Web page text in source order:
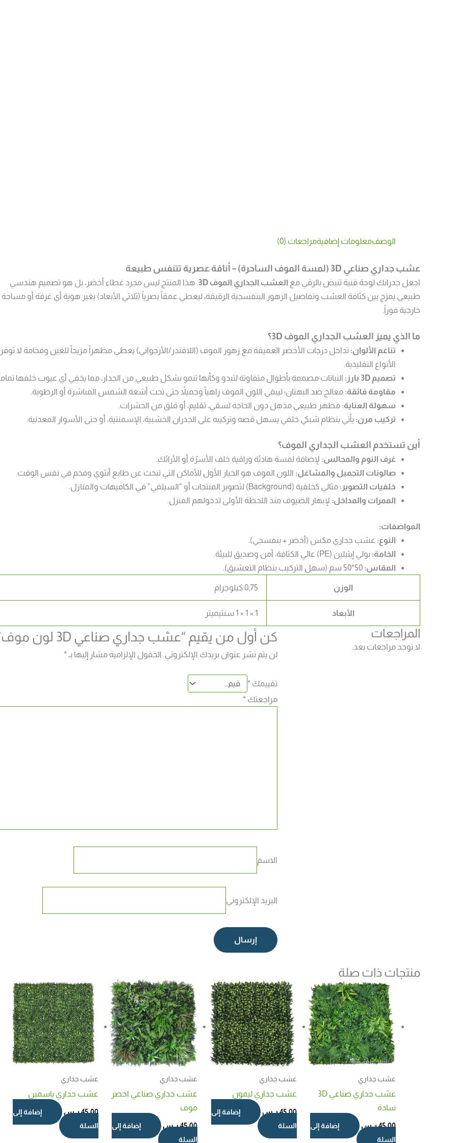
الوصفمعلومات إضافيةمراجعات (0)
عشب جداري صناعي 3D (لمسة الموف الساحرة) – أناقة عصرية تتنفس طبيعة
اجعل جدرانك لوحة فنية تنبض بالرقي مع العشب الجداري الموف 3D
. هذا المنتج ليس مجرد غطاء أخضر، بل هو تصميم هندسي
طبيعي يمزج بين كثافة العشب وتفاصيل الزهور البنفسجية الرقيقة، ليعطي عمقاً بصرياً (ثلاثي الأبعاد) يغير هوية أي غرفة أو مساحة
خارجية فوراً.
ما الذي يميز العشب الجداري الموف 3D؟
تناغم الألوان: تداخل درجات الأخضر العميقة مع زهور الموف (اللافندر/الأرجواني) يعطي مظهراً مريحاً للعين وفخامة لا
الأنواع التقليدية.
تصميم 3D بارز:
النباتات مصممة بأطوال متفاوتة لتبدو وكأنها تنمو بشكل طبيعي من الجدار، مما يخفي أي عيوب خلفها
مقاومة فائقة: معالج ضد البهتان؛ ليبقى اللون الموف زاهياً وجميلاً حتى تحت أشعة الشمس المباشرة أو الرطوبة.
سهولة العناية: مظهر طبيعي مذهل دون الحاجة لسقي، تقليم، أو قلق من الحشرات.
تركيب مرن: يأتي بنظام شبكي خلفي يسهل قصه وتركيبه على الجدران الخشبية، الإسمنتية، أو حتى الأسوار المعدنية.
أين تستخدم العشب الجداري الموف؟
غرف النوم والمجالس: لإضافة لمسة هادئة وراقية خلف الأسرّة أو الأرائك.
صالونات التجميل والمشاغل: اللون الموف هو الخيار الأول للأماكن التي تبحث عن طابع أنثوي وفخم في نفس الوقت.
خلفيات التصوير: مثالي كخلفية (Background) لتصوير المنتجات أو “السيلفي” في الكافيهات والمنازل.
الممرات والمداخل: لإبهار الضيوف منذ اللحظة الأولى لدخولهم المنزل.
المواصفات:
النوع: عشب جداري مكس (أخضر + بنفسجي).
الخامة: بولي إيثيلين (PE) عالي الكثافة، آمن وصديق للبيئة.
المقاس:
الوزن 0,75 كيلوجرام
الأبعاد 1 × 1 × 1 سنتيميتر
المراجعات
لا توجد مراجعات بعد.
كن أول من يقيم “عشب جداري صناعي 3D لون موف”
لن يتم نشر عنوان بريدك الإلكتروني. الحقول الإلزامية مشار إليها بـ *
تقييمك *
مراجعتك *
الاسم
البريد الإلكتروني
منتجات ذات صلة
عشب جداري
عشب جداري صناعي 3D
سادة
45,00ر.س
إضافة إلى
السلة
عشب جداري
عشب جداري ليمون
45,00ر.س
إضافة إلى
السلة
عشب جداري
عشب جداري صناعي اخضر
موف​
45,00ر.س
إضافة إلى
السلة
عشب جداري
عشب جداري ياسمين
45,00ر.س
إضافة إلى
السلة